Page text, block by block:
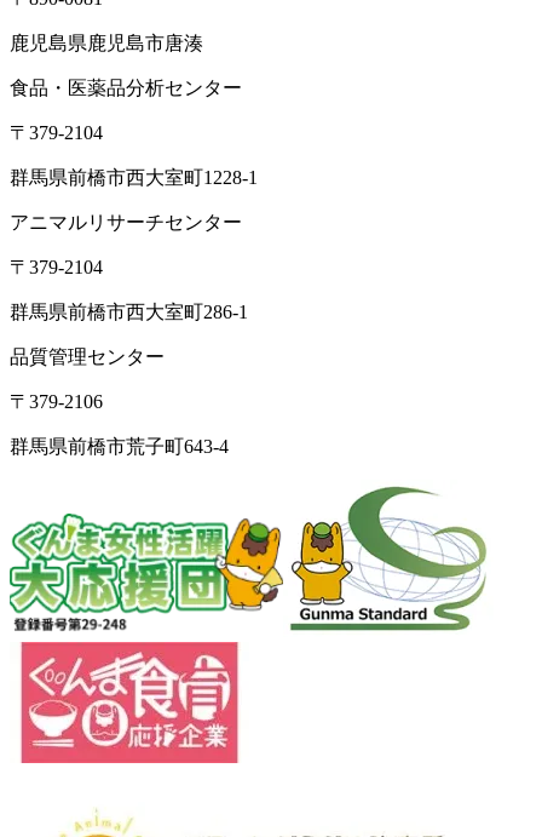
鹿児島県鹿児島市唐湊
食品・医薬品分析センター
〒379-2104
群馬県前橋市西大室町1228-1
アニマルリサーチセンター
〒379-2104
群馬県前橋市西大室町286-1
品質管理センター
〒379-2106
群馬県前橋市荒子町643-4